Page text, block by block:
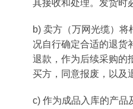
其接收和处理。发货时
b) 卖方（万网光缆）
况自行确定合适的退货
退款，作为后续采购的
买方，同意报废，以及
c) 作为成品入库的产品